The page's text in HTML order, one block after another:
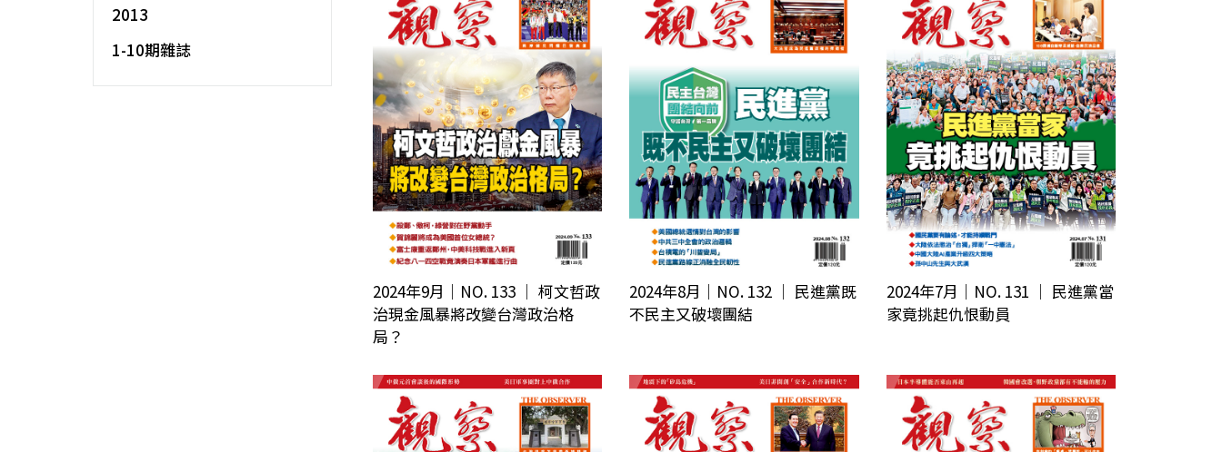
2024年9月｜NO. 133 │ 柯文哲政
治現金風暴將改變台灣政治格
局？
2024年8月｜NO. 132 │ 民進黨既
不民主又破壞團結
2024年7月｜NO. 131 │ 民進黨當
家竟挑起仇恨動員
2013
1-10期雜誌